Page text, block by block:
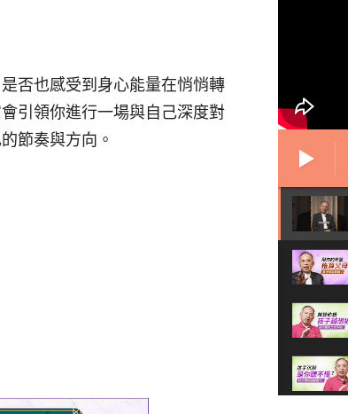
否也感受到身心能量在悄悄轉
引領你進行一場與自己深度對
節奏與方向。